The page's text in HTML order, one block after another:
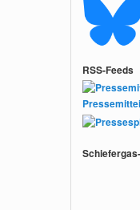
RSS-Feeds